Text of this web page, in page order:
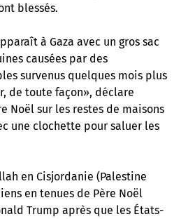
blessés.
à Gaza avec un gros sac
causées par des
survenus quelques mois plus
de toute façon», déclare
Noël sur les restes de maisons
une clochette pour saluer les
en Cisjordanie (Palestine
en tenues de Père Noël
Trump après que les États-